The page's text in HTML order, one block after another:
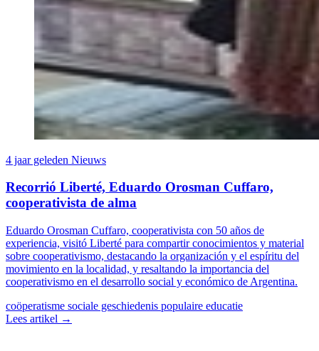
4 jaar geleden Nieuws
Recorrió Liberté, Eduardo Orosman Cuffaro,
cooperativista de alma
Eduardo Orosman Cuffaro, cooperativista con 50 años de
experiencia, visitó Liberté para compartir conocimientos y material
sobre cooperativismo, destacando la organización y el espíritu del
movimiento en la localidad, y resaltando la importancia del
cooperativismo en el desarrollo social y económico de Argentina.
coöperatisme sociale geschiedenis populaire educatie
Lees artikel →